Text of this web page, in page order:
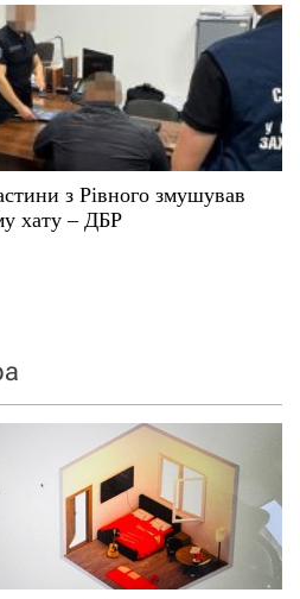
з Рівного змушував
хату – ДБР